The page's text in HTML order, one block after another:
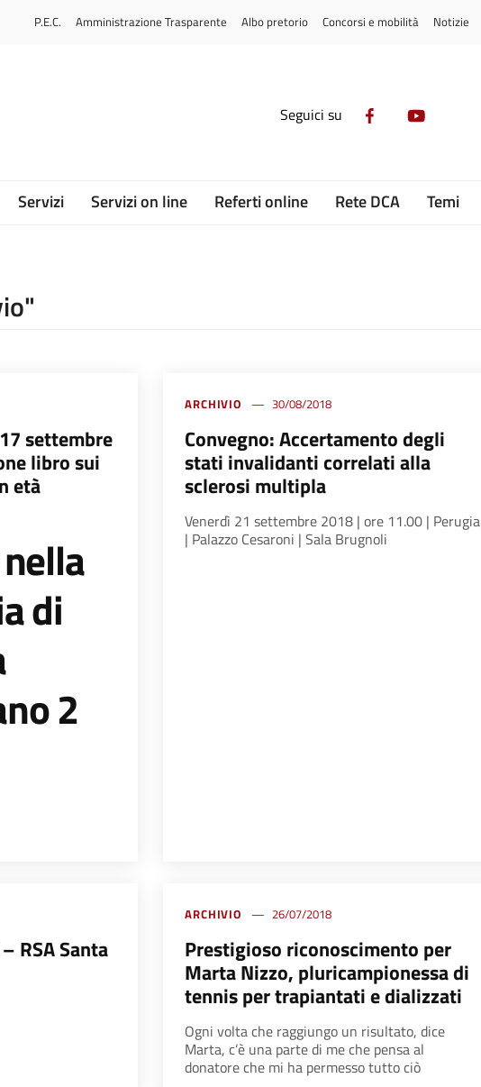
P.E.C. Amministrazione Trasparente Albo pretorio Concorsi e mobilità Notizie
Seguici su
Servizi Servizi on line Referti online Rete DCA Temi
settembre
libro sui
età
di
2
ARCHIVIO 30/08/2018
Convegno: Accertamento degli
stati invalidanti correlati alla
sclerosi multipla
Venerdì 21 settembre 2018 | ore 11.00 | Perugia
| Palazzo Cesaroni | Sala Brugnoli
RSA Santa
ARCHIVIO 26/07/2018
Prestigioso riconoscimento per
Marta Nizzo, pluricampionessa di
tennis per trapiantati e dializzati
Ogni volta che raggiungo un risultato, dice
Marta, c’è una parte di me che pensa al
donatore che mi ha permesso tutto ciò